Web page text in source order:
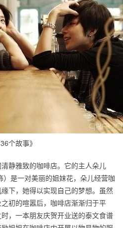
36个故事》
静雅致的咖啡店。它的主人朵儿
）是一对美丽的姐妹花，朵儿经营咖
下，她得以实现自己的梦想。虽然
初的喧嚣后，咖啡店渐渐归于平
，一本朋友庆贺开业送的泰文食谱